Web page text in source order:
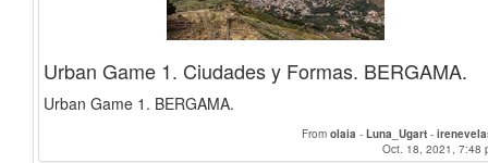
Urban Game 1. Ciudades y Formas. BERGAMA.
Urban Game 1. BERGAMA.
From olaia - Luna_Ugart -
Oct. 18, 2021, 7:48